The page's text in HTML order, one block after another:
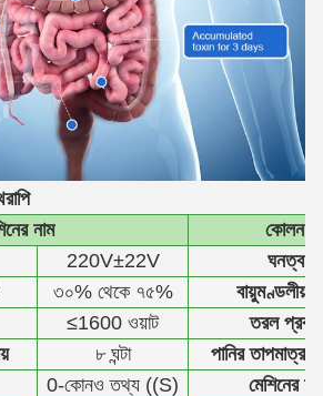
নাম
কোলন
220V±22V
ঘনত্ব
৩০% থেকে ৭৫%
বায়ুমণ্ডলীয়
≤1600 ওয়াট
তরল প্রবাহ
৮ ঘন্টা
পানির তাপমাত্রা
0-কোনও তথ্য ((S)
মেশিনের শব্দ